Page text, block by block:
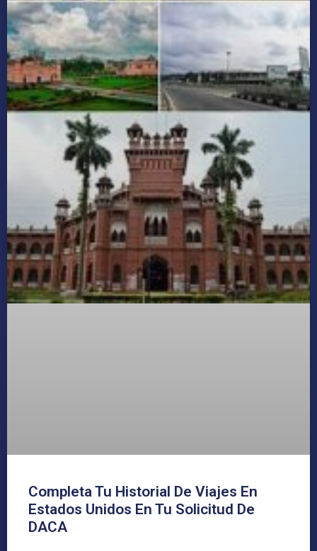
Completa Tu Historial De Viajes En
Estados Unidos En Tu Solicitud De
DACA